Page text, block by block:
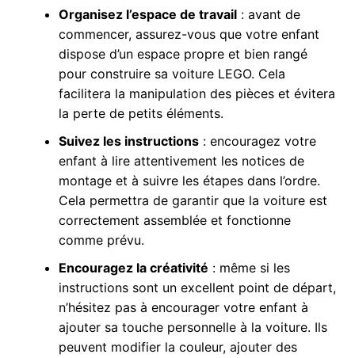
Organisez l’espace de travail: avant de
commencer, assurez-vous que votre enfant
dispose d’un espace propre et bien rangé
pour construire sa voiture LEGO. Cela
facilitera la manipulation des pièces et évitera
la perte de petits éléments.
Suivez les instructions: encouragez votre
enfant à lire attentivement les notices de
montage et à suivre les étapes dans l’ordre.
Cela permettra de garantir que la voiture est
correctement assemblée et fonctionne
comme prévu.
Encouragez la créativité : même si les
instructions sont un excellent point de départ,
n’hésitez pas à encourager votre enfant à
ajouter sa touche personnelle à la voiture. Ils
peuvent modifier la couleur, ajouter des